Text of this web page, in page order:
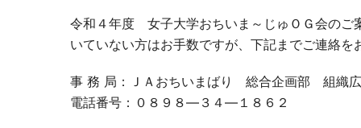
令和４年度 女子大学おちいま～じゅＯＧ会のご
いていない方はお手数ですが、下記までご連絡を
事 務 局：ＪＡおちいまばり 総合企画部 組織
電話番号：０８９８―３４―１８６２